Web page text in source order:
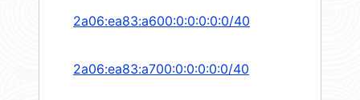
2a06:ea83:a600:0:0:0:0:0/40
2a06:ea83:a700:0:0:0:0:0/40